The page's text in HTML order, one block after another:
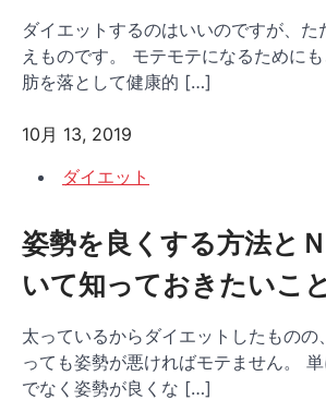
ダイエットするのはいいのですが、た
えものです。 モテモテになるために
肪を落として健康的 […]
10月 13, 2019
ダイエット
姿勢を良くする方法と
いて知っておきたいこと
太っているからダイエットしたものの
っても姿勢が悪ければモテません。
でなく姿勢が良くな […]